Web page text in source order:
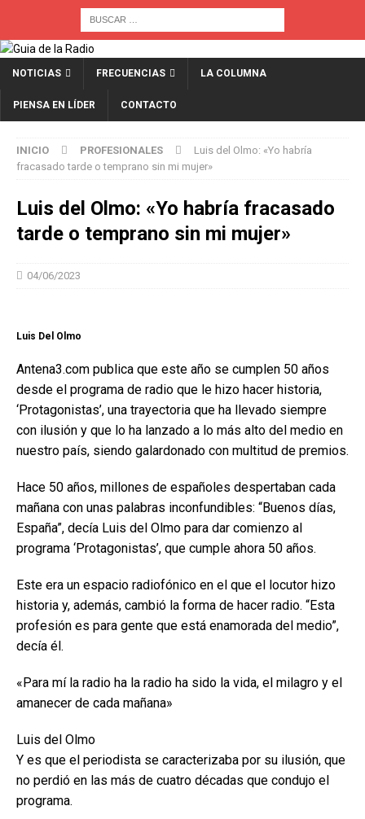
NOTICIAS FRECUENCIAS LA COLUMNA
PIENSA EN LÍDER CONTACTO
INICIO PROFESIONALES
Luis del Olmo: «Yo habría
fracasado tarde o temprano sin mi mujer»
Luis del Olmo: «Yo habría fracasado
tarde o temprano sin mi mujer»
04/06/2023
Luis Del Olmo
Antena3.com publica que este año se cumplen 50 años
desde el programa de radio que le hizo hacer historia,
‘Protagonistas’, una trayectoria que ha llevado siempre
con ilusión y que lo ha lanzado a lo más alto del medio en
nuestro país, siendo galardonado con multitud de premios.
Hace 50 años, millones de españoles despertaban cada
mañana con unas palabras inconfundibles: “Buenos días,
España”, decía Luis del Olmo para dar comienzo al
programa ‘Protagonistas’, que cumple ahora 50 años.
Este era un espacio radiofónico en el que el locutor hizo
historia y, además, cambió la forma de hacer radio. “Esta
profesión es para gente que está enamorada del medio”,
decía él.
«Para mí la radio ha la radio ha sido la vida, el milagro y el
amanecer de cada mañana»
Luis del Olmo
Y es que el periodista se caracterizaba por su ilusión, que
no perdió en las más de cuatro décadas que condujo el
programa.